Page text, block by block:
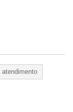
atendimento